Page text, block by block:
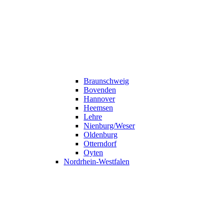
Braunschweig
Bovenden
Hannover
Heemsen
Lehre
Nienburg/Weser
Oldenburg
Otterndorf
Oyten
Nordrhein-Westfalen